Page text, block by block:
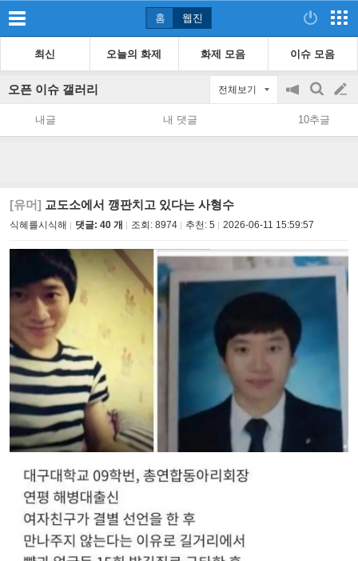
홈 웹진
최신 오늘의 화제 화제 모음 이슈 모음
오픈 이슈 갤러리 전체보기
공
지
on/off
검
색
글
쓰
내글 내 댓글 10추글
[유머] 교도소에서 깽판치고 있다는 사형수
식혜를시식해 댓글: 40 개 조회: 8974 추천: 5 2026-06-11 15:59:57